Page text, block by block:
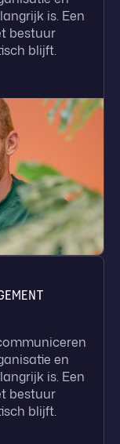
is. Een
bestuur
blijft.
en
is. Een
bestuur
blijft.